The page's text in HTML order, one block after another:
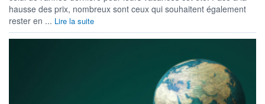
hausse des prix, nombreux sont ceux qui souhaitent également
rester en ... Lire la suite